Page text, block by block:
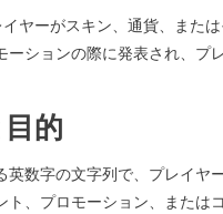
ヤーがスキン、通貨、また
ーションの際に発表され、
的
数字の文字列で、プレイヤ
ト、プロモーション、また